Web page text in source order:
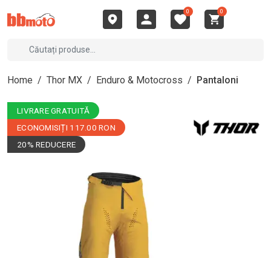
0 0
Home / Thor MX / Enduro & Motocross / Pantaloni
LIVRARE GRATUITĂ
ECONOMISIȚI 117.00 RON
20% REDUCERE